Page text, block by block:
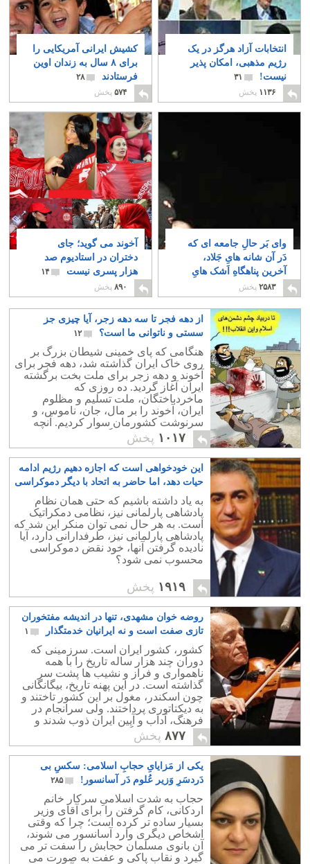
انتخابات آزاد هرگز در یک
رژیم مذهبی، امکان پذیر
نیست!
۳۱
۱۱۳۶ پخش
کشیش ایرانی آمریکایی را
برای ۸ سال به زندان اوین
فرستادند
۲۸
۵۷۴ پخش
وای بَر حالِ جامعه ای که
دَر آن شانه هایِ جَلاد،
آخرین پناهگاهِ اَشک هایِ
مَحکوم است
۲۵۸۳ پخش
آخوند می گوید؛ جای
دختران در استادیوم صد
هزار پسری نیست
۱۴
۸۹۰ پخش
از دهه فجر تا سه دهه زجر، آیا چیزی جز
سستی و ناتوانی ما است؟
۱۲
هنگامی که پای خمینی شیطان بزرگ بر
روی خاک ایران گذاشته شد، دهه فجر برای
آخوند و دهه زجر برای ملت بخت برگشته
ایران آغاز گردید. ده روزی که
ماخردباختگان، ملت تسلیم و مظلوم
ایران، آخوند را بر مال، جان، ناموس، و
سرنوشت کشورمان سوار کردیم. آنچه
جنایت، دزدی، و غارتگری دیدیم، لب فرو
بستیم و اعتراضی نکردیم.
۱۰۱۷ پخش
این خودخواهی است که اجازه دهیم رژیم ادامه
حیات دهد، اما حاضر به اتحاد با دیگر دموکراسی
خواهان نباشیم!
۶۵
به یاد داشته باشیم که حتی همان نظام
پادشاهی پارلمانی نیز، نظامی دمکراتیک
است. به هر حال نمی توان منکر این شد که
پادشاهی پارلمانی نیز، طرفدارانی دارد، آیا
نادیده گرفتن آنها، خود نقض دموکراسی
محسوب نمی شود؟
۱۹۱۹ پخش
روضه خوان مشهدی، تنها در اندیشه مفتخوران
تازی صفت است و نه ایرانیان خدمتگذار
۱
کشور، کشور ایران است. سرزمینی که
دوران چند هزار ساله تاریخ را با همه
ناهمواری و فراز و نشیب ها پشت سر
گذاشته است. در این پهنه تاریخ، بیگانگانی
چون اسکندر، مغول بر این کشور تاختند و
به دیکتاتوری پرداختند. ولی سرانجام در
فرهنگ، آداب و آیین ایران ذوب شدند و
هرکدام به خدمتگذاری و ایران دوستی
پرداختند.
۸۷۷ پخش
یکی از مَزایایِ حجابِ اسلامی: سکسِ بی
دَردسَرِ وَزیر عُلوم دَر آسانسور!
۲۸۵
حجاب به شدت اسلامیِ سرکار خانم
اردکانی، کام گرفتن را برای آقای وزیر
بسیار ساده تر کرده است؛ چرا که وقتی
اشخاص دیگری وارد آسانسور می شوند،
آن بانوی مسلمان حجابش را سفت تر می
گیرد و نقاب پاکی و عفت به صورت می